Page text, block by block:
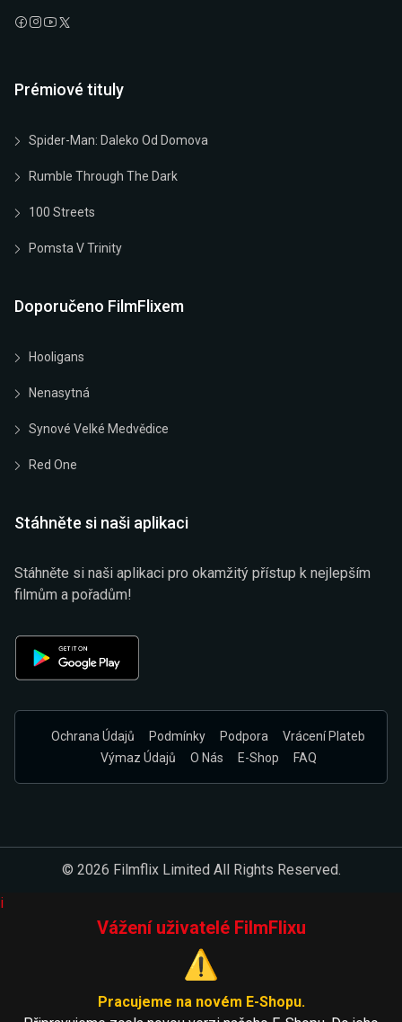
Prémiové tituly
Spider-Man: Daleko Od Domova
Rumble Through The Dark
100 Streets
Pomsta V Trinity
Doporučeno FilmFlixem
Hooligans
Nenasytná
Synové Velké Medvědice
Red One
Stáhněte si naši aplikaci
Stáhněte si naši aplikaci pro okamžitý přístup k nejlepším
filmům a pořadům!
Ochrana Údajů Podmínky Podpora
Vrácení Plateb
Výmaz Údajů
O Nás E-Shop FAQ
© 2026 Filmflix Limited All Rights Reserved.
i
Vážení uživatelé FilmFlixu
⚠️
Pracujeme na novém E-Shopu.